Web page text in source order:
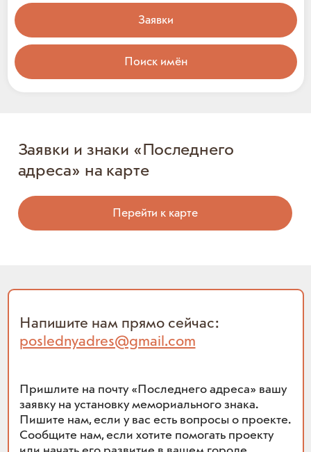
Заявки
Поиск имён
Заявки и знаки «Последнего
адреса» на карте
Перейти к карте
Напишите нам прямо сейчас:
poslednyadres@gmail.com
Пришлите на почту «Последнего адреса» вашу
заявку на установку мемориального знака.
Пишите нам, если у вас есть вопросы о проекте.
Сообщите нам, если хотите помогать проекту